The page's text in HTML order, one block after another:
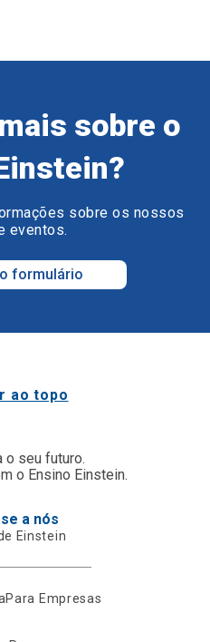
sobre o
sobre os nossos
eventos.
formulário
ao topo
o seu futuro.
o Ensino Einstein.
a nós
Einstein
Para Empresas